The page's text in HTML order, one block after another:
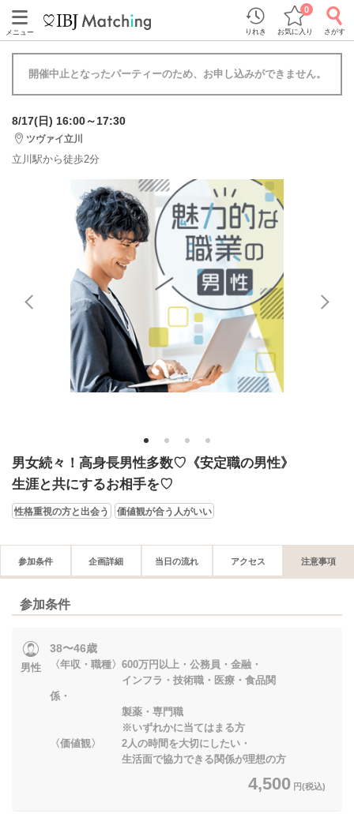
メニュー りれき お気に入り
0
さがす
開催中止となったパーティーのため、お申し込みができません。
8/17(日) 16:00～17:30
ツヴァイ立川
立川駅から徒歩2分
1 2 3 4
男女続々！高身長男性多数♡《安定職の男性》
生涯と共にするお相手を♡
性格重視の方と出会う 価値観が合う人がいい
参加条件 企画詳細 当日の流れ アクセス 注意事項
参加条件
男性
38〜46歳
〈年収・職種〉600万円以上・公務員・金融・
インフラ・技術職・医療・食品関
係・
製薬・専門職
※いずれかに当てはまる方
〈価値観〉 2人の時間を大切にしたい・
生活面で協力できる関係が理想の方
4,500 円(税込)